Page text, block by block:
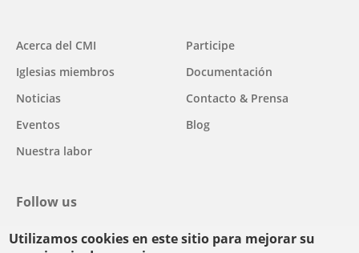
Utilizamos cookies en este sitio para mejorar su
Main
navigation
Acerca del CMI
Iglesias miembros
Noticias
Eventos
Nuestra labor
Participe
Documentación
Contacto & Prensa
Blog
Follow us
facebook
twitteryoutubeyoutubeinstagram